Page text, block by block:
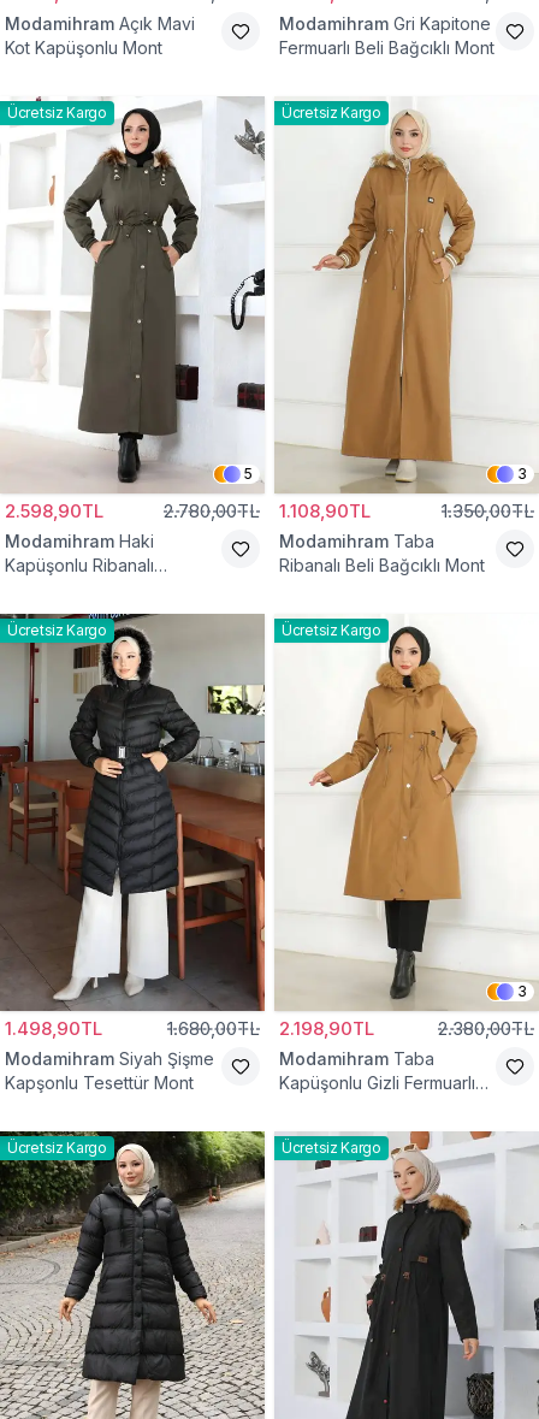
Modamihram Açık Mavi
Kot Kapüşonlu Mont
Modamihram Gri Kapitone
Fermuarlı Beli Bağcıklı Mont
Ücretsiz Kargo
5
2.598,90TL 2.780,00TL
Modamihram Haki
Kapüşonlu Ribanalı
Ücretsiz Kargo
3
1.108,90TL 1.350,00TL
Modamihram Taba
Ribanalı Beli Bağcıklı Mont
Ücretsiz Kargo
1.498,90TL 1.680,00TL
Modamihram Siyah Şişme
Kapşonlu Tesettür Mont
Ücretsiz Kargo
3
2.198,90TL 2.380,00TL
Modamihram Taba
Kapüşonlu Gizli Fermuarlı
Ücretsiz Kargo Ücretsiz Kargo